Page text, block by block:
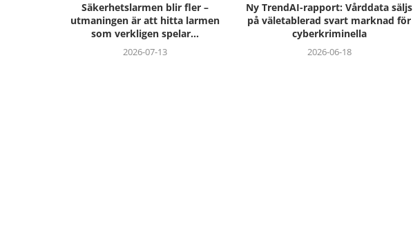
Säkerhetslarmen blir fler –
utmaningen är att hitta larmen
som verkligen spelar...
2026-07-13
Ny TrendAI-rapport: Vårddata säljs
på väletablerad svart marknad för
cyberkriminella
2026-06-18